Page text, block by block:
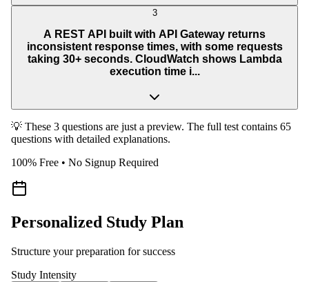
3
A REST API built with API Gateway returns
inconsistent response times, with some requests
taking 30+ seconds. CloudWatch shows Lambda
execution time i...
💡 These 3 questions are just a preview. The full test contains 65
questions with detailed explanations.
100% Free • No Signup Required
Personalized Study Plan
Structure your preparation for success
Study Intensity